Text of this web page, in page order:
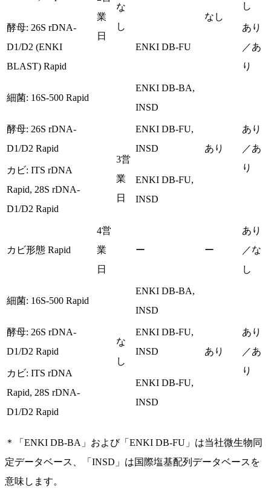
業
日
な
し
なし
し
酵母: 26S rDNA-
D1/D2 (ENKI
BLAST) Rapid
ENKI DB-FU
あり
／あ
り
細菌: 16S-500 Rapid
4営
業
日
3営
業
日
ENKI DB-BA,
INSD
あり
あり
／あ
り
酵母: 26S rDNA-
D1/D2 Rapid
ENKI DB-FU,
INSD
カビ: ITS rDNA
Rapid, 28S rDNA-
D1/D2 Rapid
ENKI DB-FU,
INSD
カビ形態 Rapid ー ー
あり
／な
し
細菌: 16S-500 Rapid
な
し
ENKI DB-BA,
INSD
あり
あり
／あ
り
酵母: 26S rDNA-
D1/D2 Rapid
ENKI DB-FU,
INSD
カビ: ITS rDNA
Rapid, 28S rDNA-
D1/D2 Rapid
ENKI DB-FU,
INSD
＊「ENKI DB-BA」および「ENKI DB-FU」は当社微生物同
定データベース、「INSD」は国際塩基配列データベースを
意味します。